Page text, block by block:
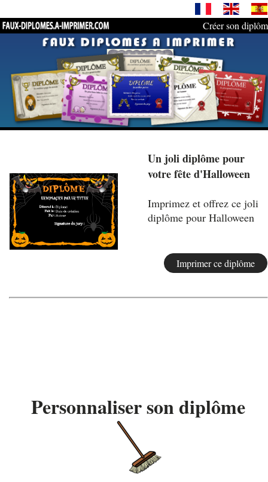
Créer son
Un joli diplôme pour
votre fête d'Halloween
Imprimez et offrez ce joli
diplôme pour Halloween
Personnaliser son diplôme